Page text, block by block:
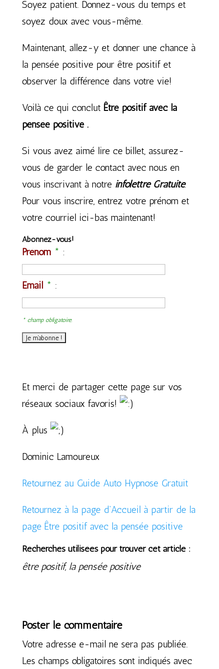
Soyez patient. Donnez-vous du temps et
soyez doux avec vous-même.
Maintenant, allez-y et donner une chance à
la pensée positive pour être positif et
observer la différence dans votre vie!
Voilà ce qui conclut Être positif avec la
pensée positive .
Si vous avez aimé lire ce billet, assurez-
vous de garder le contact avec nous en
vous inscrivant à notre infolettre Gratuite.
Pour vous inscrire, entrez votre prénom et
votre courriel ici-bas maintenant!
Abonnez-vous!
Prénom* :
Email* :
* champ obligatoire.
Et merci de partager cette page sur vos
réseaux sociaux favoris!
À plus
Dominic Lamoureux
Retournez au Guide Auto Hypnose Gratuit
Retournez à la page d’Accueil à partir de la
page Être positif avec la pensée positive
Recherches utilisées pour trouver cet article :
être positif, la pensée positive
Poster le commentaire
Votre adresse e-mail ne sera pas publiée.
Les champs obligatoires sont indiqués avec